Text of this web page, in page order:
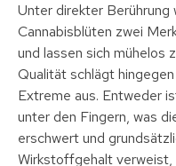
Unter direkter Berührung
Cannabisblüten zwei
und lassen sich mühelos
Qualität schlägt
Extreme aus. Entweder
unter den Fingern, was
erschwert und
Wirkstoffgehalt